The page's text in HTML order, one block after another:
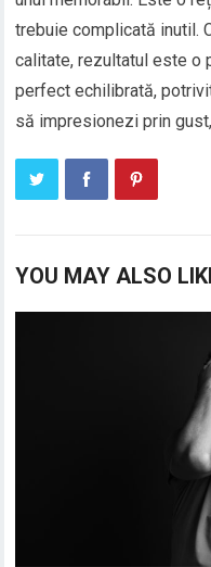
trebuie complicată inutil.
calitate, rezultatul este o
perfect echilibrată,
să impresionezi prin
YOU MAY ALSO